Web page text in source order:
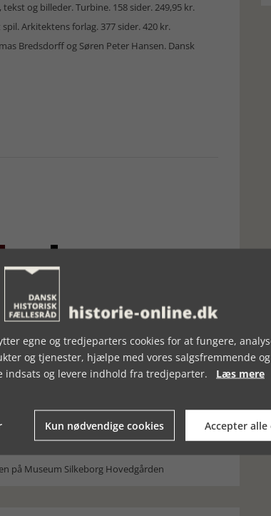
og billeder. Turbine. 158 sider. 249,95 kr.
Arkitektens forlag. 377 sider. 420 kr.
Bredsdorff og Søren Peter Hansen. Dansk
BOGSTAKKEN, UGE 05, 2023
på Museum Silkeborg Hovedgården
egne og tredjeparters cookies for at fungere,
og tjenester, hjælpe med vores salgsfremmende og
indsats og levere indhold fra tredjeparter. Læs mere
Kun nødvendige cookies Accepter alle